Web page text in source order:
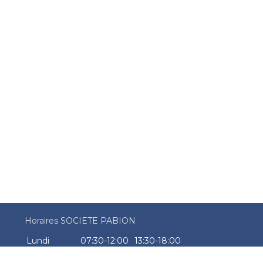
Horaires SOCIETE PABION
Lundi
07:30-12:00
13:30-18:00